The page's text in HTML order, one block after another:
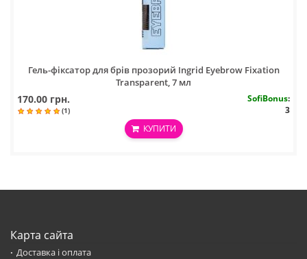
Гель-фіксатор для брів прозорий Ingrid Eyebrow Fixation
Transparent, 7 мл
170.00 грн.
(1)
SofiBonus:
3
КУПИТИ
Карта сайта
Доставка і оплата